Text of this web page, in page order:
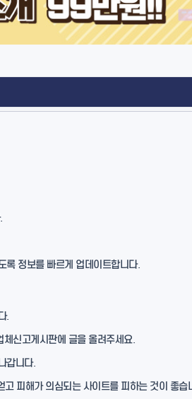
록 정보를 빠르게 업데이트합니다.
.
신고게시판에 글을 올려주세요.
갑니다.
피해가 의심되는 사이트를 피하는 것이 좋습